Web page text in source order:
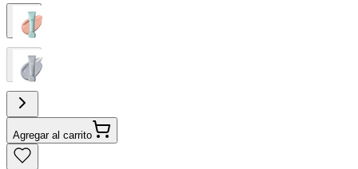
Agregar al carrito